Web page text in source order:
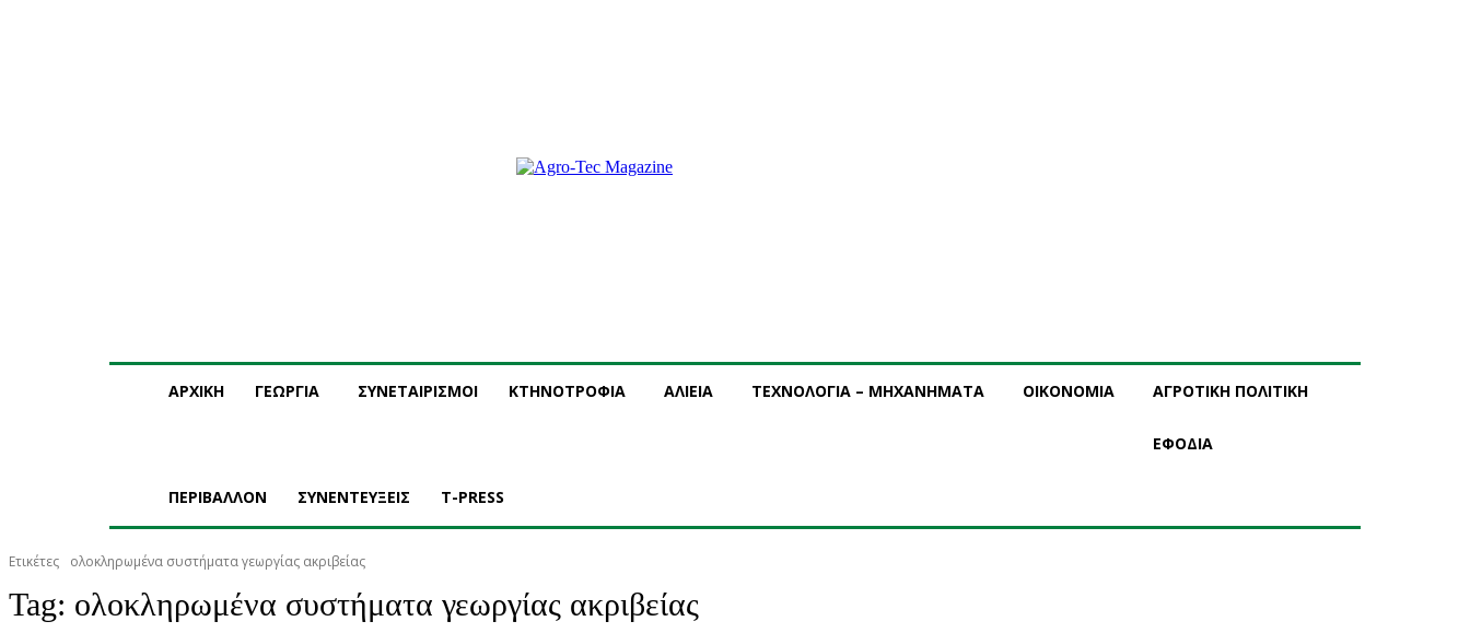
ΑΡΧΙΚΗ ΓΕΩΡΓΙΑ ΣΥΝΕΤΑΙΡΙΣΜΟΙ ΚΤΗΝΟΤΡΟΦΙΑ ΑΛΙΕΙΑ ΤΕΧΝΟΛΟΓΙΑ – ΜΗΧΑΝΗΜΑΤΑ ΟΙΚΟΝΟΜΙΑ ΑΓΡΟΤΙΚΗ ΠΟΛΙΤΙΚΗ
ΕΦΟΔΙΑ
ΠΕΡΙΒΑΛΛΟΝ ΣΥΝΕΝΤΕΥΞΕΙΣ T-PRESS
Ετικέτες ολοκληρωμένα συστήματα γεωργίας ακριβείας
Tag: ολοκληρωμένα συστήματα γεωργίας ακριβείας